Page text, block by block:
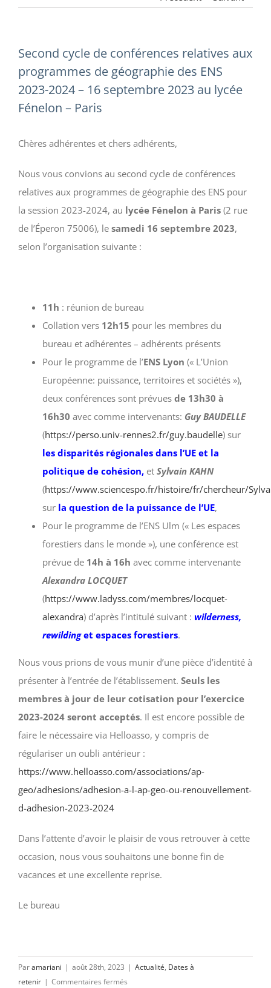
Second cycle de conférences relatives aux
programmes de géographie des ENS
2023-2024 – 16 septembre 2023 au lycée
Fénelon – Paris
Chères adhérentes et chers adhérents,
Nous vous convions au second cycle de conférences
relatives aux programmes de géographie des ENS pour
la session 2023-2024, au lycée Fénelon à Paris (2 rue
de l’Éperon 75006), le samedi 16 septembre 2023,
selon l’organisation suivante :
11h : réunion de bureau
Collation vers 12h15 pour les membres du
bureau et adhérentes – adhérents présents
Pour le programme de l’ENS Lyon (« L’Union
Européenne: puissance, territoires et sociétés »),
deux conférences sont prévues de 13h30 à
16h30 avec comme intervenants: Guy BAUDELLE
(https://perso.univ-rennes2.fr/guy.baudelle) sur
les disparités régionales dans l’UE et la
politique de cohésion, et Sylvain KAHN
(https://www.sciencespo.fr/histoire/fr/chercheur/
sur la question de la puissance de l’UE,
Pour le programme de l’ENS Ulm (« Les espaces
forestiers dans le monde »), une conférence est
prévue de 14h à 16h avec comme intervenante
Alexandra LOCQUET
(https://www.ladyss.com/membres/locquet-
alexandra) d’après l’intitulé suivant : wilderness,
rewildinget espaces forestiers.
Nous vous prions de vous munir d’une pièce d’identité à
présenter à l’entrée de l’établissement. Seuls les
membres à jour de leur cotisation pour l’exercice
2023-2024 seront acceptés. Il est encore possible de
faire le nécessaire via Helloasso, y compris de
régulariser un oubli antérieur :
https://www.helloasso.com/associations/ap-
geo/adhesions/adhesion-a-l-ap-geo-ou-renouvellement-
d-adhesion-2023-2024
Dans l’attente d’avoir le plaisir de vous retrouver à cette
occasion, nous vous souhaitons une bonne fin de
vacances et une excellente reprise.
Le bureau
Paramariani | août 28th, 2023 | Actualité, Dates à
retenir | Commentaires fermés